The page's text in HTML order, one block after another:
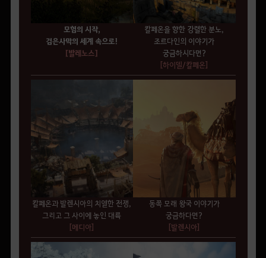
모험의 시작,
검은사막의 세계 속으로!
[발레노스]
칼페온을 향한 강렬한 분노,
조르다인의 이야기가
궁금하시다면?
[하이델/칼페온]
칼페온과 발렌시아의 치열한 전쟁,
그리고 그 사이에 놓인 대륙
[메디아]
동쪽 모래 왕국 이야기가
궁금하다면?
[발렌시아]